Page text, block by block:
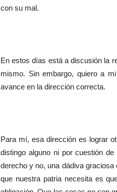
con su mal.
En estos días está a discusión la
mismo. Sin embargo, quiero a
avance en la dirección correcta.
Para mí, esa dirección es lograr
distingo alguno ni por cuestión
derecho y no, una dádiva
que nuestra patria necesita es